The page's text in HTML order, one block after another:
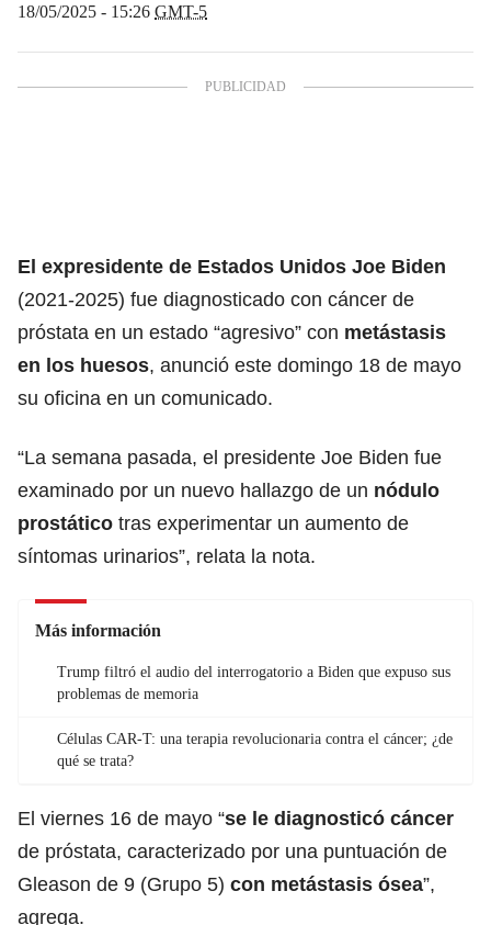
18/05/2025 - 15:26 GMT-5
El expresidente de Estados Unidos Joe Biden
(2021-2025) fue diagnosticado con cáncer de
próstata en un estado “agresivo” con metástasis
en los huesos, anunció este domingo 18 de mayo
su oficina en un comunicado.
“La semana pasada, el presidente Joe Biden fue
examinado por un nuevo hallazgo de un nódulo
prostático tras experimentar un aumento de
síntomas urinarios”, relata la nota.
Más información
Trump filtró el audio del interrogatorio a Biden que expuso sus
problemas de memoria
Células CAR-T: una terapia revolucionaria contra el cáncer; ¿de
qué se trata?
El viernes 16 de mayo “se le diagnosticó cáncer
de próstata, caracterizado por una puntuación de
Gleason de 9 (Grupo 5) con metástasis ósea”,
agrega.